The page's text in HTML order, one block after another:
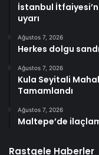
İstanbul
uyarı
Ağustos 7, 2026
Herkes dolgu
Ağustos 7, 2026
Kula Seyitali
Tamamlandı
Ağustos 7, 2026
Maltepe’de
Rastgele Haberler